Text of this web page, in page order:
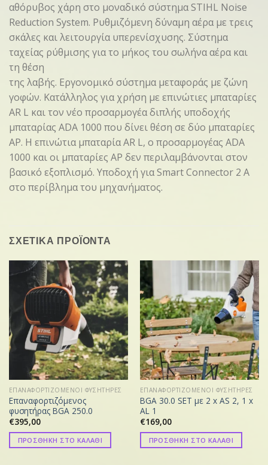
αθόρυβος χάρη στο μοναδικό σύστημα STIHL Noise
Reduction System. Ρυθμιζόμενη δύναμη αέρα με τρεις
σκάλες και λειτουργία υπερενίσχυσης. Σύστημα
ταχείας ρύθμισης για το μήκος του σωλήνα αέρα και
τη θέση
της λαβής. Εργονομικό σύστημα μεταφοράς με ζώνη
γοφών. Κατάλληλος για χρήση με επινώτιες μπαταρίες
AR L και τον νέο προσαρμογέα διπλής υποδοχής
μπαταρίας ADA 1000 που δίνει θέση σε δύο μπαταρίες
AP. Η επινώτια μπαταρία AR L, ο προσαρμογέας ADA
1000 και οι μπαταρίες AP δεν περιλαμβάνονται στον
βασικό εξοπλισμό. Υποδοχή για Smart Connector 2 A
στο περίβλημα του μηχανήματος.
ΣΧΕΤΙΚΑ ΠΡΟΪΟΝΤΑ
ΕΠΑΝΑΦΟΡΤΙΖΟΜΕΝΟΙ ΦΥΣΗΤΗΡΕΣ
Επαναφορτιζόμενος
φυσητήρας BGA 250.0
€395,00
ΠΡΟΣΘΗΚΗ ΣΤΟ ΚΑΛΑΘΙ
ΕΠΑΝΑΦΟΡΤΙΖΟΜΕΝΟΙ ΦΥΣΗΤΗΡΕΣ
BGA 30.0 SET με 2 x AS 2, 1 x
AL 1
€169,00
ΠΡΟΣΘΗΚΗ ΣΤΟ ΚΑΛΑΘΙ